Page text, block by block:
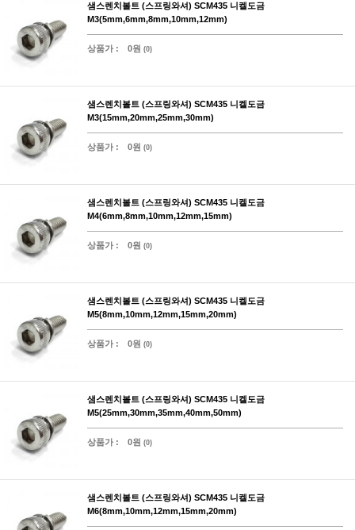
샘스렌치볼트 (스프링와셔) SCM435 니켈도금
M3(5mm,6mm,8mm,10mm,12mm)
상품가 : 0원 (0)
샘스렌치볼트 (스프링와셔) SCM435 니켈도금
M3(15mm,20mm,25mm,30mm)
상품가 : 0원 (0)
샘스렌치볼트 (스프링와셔) SCM435 니켈도금
M4(6mm,8mm,10mm,12mm,15mm)
상품가 : 0원 (0)
샘스렌치볼트 (스프링와셔) SCM435 니켈도금
M5(8mm,10mm,12mm,15mm,20mm)
상품가 : 0원 (0)
샘스렌치볼트 (스프링와셔) SCM435 니켈도금
M5(25mm,30mm,35mm,40mm,50mm)
상품가 : 0원 (0)
샘스렌치볼트 (스프링와셔) SCM435 니켈도금
M6(8mm,10mm,12mm,15mm,20mm)